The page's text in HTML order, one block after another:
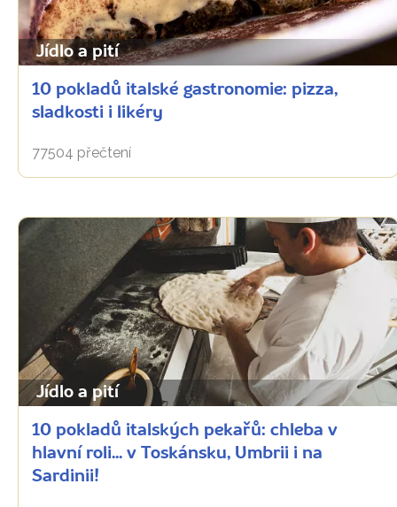
Jídlo a pití
10 pokladů italské gastronomie: pizza,
sladkosti i likéry
77504 přečtení
Jídlo a pití
10 pokladů italských pekařů: chleba v
hlavní roli... v Toskánsku, Umbrii i na
Sardinii!